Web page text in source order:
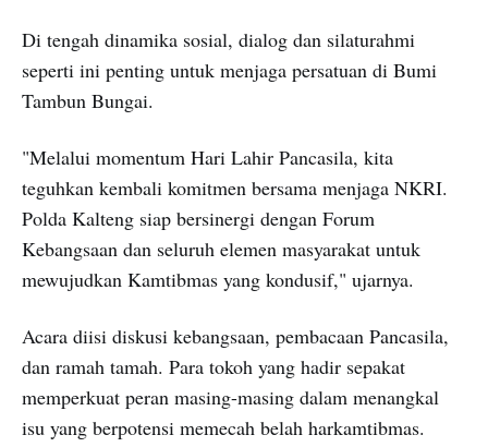
Di tengah dinamika sosial, dialog dan silaturahmi
seperti ini penting untuk menjaga persatuan di Bumi
Tambun Bungai.
"Melalui momentum Hari Lahir Pancasila, kita
teguhkan kembali komitmen bersama menjaga NKRI.
Polda Kalteng siap bersinergi dengan Forum
Kebangsaan dan seluruh elemen masyarakat untuk
mewujudkan Kamtibmas yang kondusif," ujarnya.
Acara diisi diskusi kebangsaan, pembacaan Pancasila,
dan ramah tamah. Para tokoh yang hadir sepakat
memperkuat peran masing-masing dalam menangkal
isu yang berpotensi memecah belah harkamtibmas.